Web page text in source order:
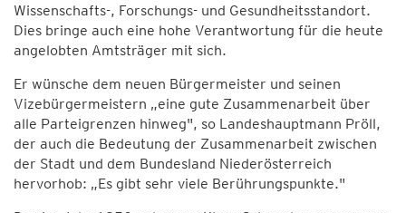
Wissenschafts-, Forschungs- und Gesundheitsstandort.
Dies bringe auch eine hohe Verantwortung für die heute
angelobten Amtsträger mit sich.
Er wünsche dem neuen Bürgermeister und seinen
Vizebürgermeistern „eine gute Zusammenarbeit über
alle Parteigrenzen hinweg", so Landeshauptmann Pröll,
der auch die Bedeutung der Zusammenarbeit zwischen
der Stadt und dem Bundesland Niederösterreich
hervorhob: „Es gibt sehr viele Berührungspunkte."